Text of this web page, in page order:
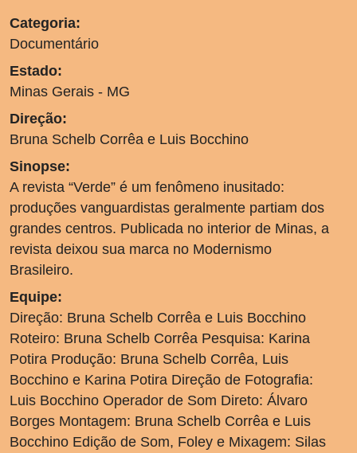
Categoria:
Documentário
Estado:
Minas Gerais - MG
Direção:
Bruna Schelb Corrêa e Luis Bocchino
Sinopse:
A revista “Verde” é um fenômeno inusitado:
produções vanguardistas geralmente partiam dos
grandes centros. Publicada no interior de Minas, a
revista deixou sua marca no Modernismo
Brasileiro.
Equipe:
Direção: Bruna Schelb Corrêa e Luis Bocchino
Roteiro: Bruna Schelb Corrêa Pesquisa: Karina
Potira Produção: Bruna Schelb Corrêa, Luis
Bocchino e Karina Potira Direção de Fotografia:
Luis Bocchino Operador de Som Direto: Álvaro
Borges Montagem: Bruna Schelb Corrêa e Luis
Bocchino Edição de Som, Foley e Mixagem: Silas